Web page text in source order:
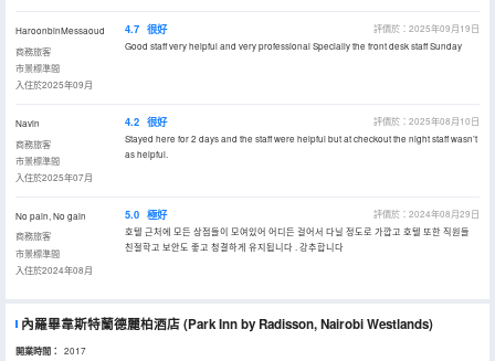
HaroonbinMessaoud
商務旅客
市景標準間
入住於2025年09月
4.7 很好
評價於：2025年09月19日
Good staff very helpful and very professional Specially the front desk staff Sunday
Navin
商務旅客
市景標準間
入住於2025年07月
4.2 很好
評價於：2025年08月10日
Stayed here for 2 days and the staff were helpful but at checkout the night staff wasn’t
as helpful.
No pain, No gain
商務旅客
市景標準間
入住於2024年08月
5.0 極好
評價於：2024年08月29日
호텔 근처에 모든 상점들이 모여있어 어디든 걸어서 다닐 정도로 가깝고 호텔 또한 직원들
친절학고 보안도 좋고 청결하게 유지됩니다 . 강추합니다
內羅畢韋斯特蘭德麗柏酒店(Park Inn by Radisson, Nairobi Westlands)
開業時間： 2017